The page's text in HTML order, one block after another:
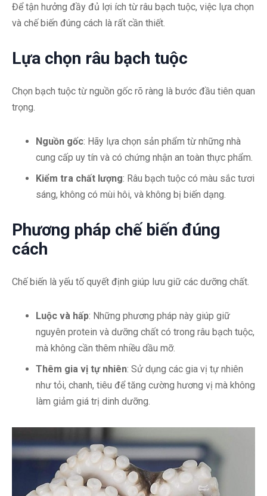
Để tận hưởng đầy đủ lợi ích từ râu bạch tuộc, việc lựa chọn
và chế biến đúng cách là rất cần thiết.
Lựa chọn râu bạch tuộc
Chọn bạch tuộc từ nguồn gốc rõ ràng là bước đầu tiên quan
trọng.
Nguồn gốc: Hãy lựa chọn sản phẩm từ những nhà
cung cấp uy tín và có chứng nhận an toàn thực phẩm.
Kiểm tra chất lượng: Râu bạch tuộc có màu sắc tươi
sáng, không có mùi hôi, và không bị biến dạng.
Phương pháp chế biến đúng
cách
Chế biến là yếu tố quyết định giúp lưu giữ các dưỡng chất.
Luộc và hấp: Những phương pháp này giúp giữ
nguyên protein và dưỡng chất có trong râu bạch tuộc,
mà không cần thêm nhiều dầu mỡ.
Thêm gia vị tự nhiên: Sử dụng các gia vị tự nhiên
như tỏi, chanh, tiêu để tăng cường hương vị mà không
làm giảm giá trị dinh dưỡng.